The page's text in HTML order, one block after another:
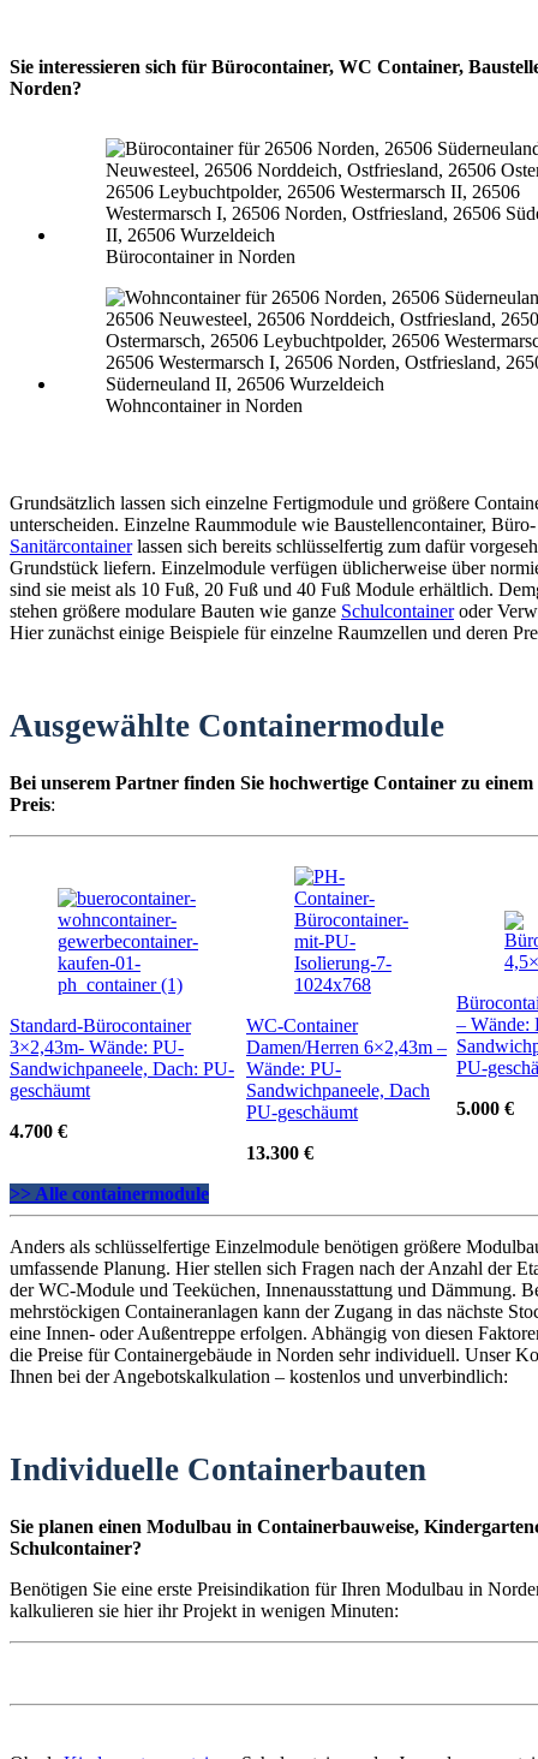
Sie interessieren sich für Bürocontainer, WC Container,
Norden?
Bürocontainer in Norden
Wohncontainer in Norden
Grundsätzlich lassen sich einzelne Fertigmodule und größere
unterscheiden. Einzelne Raummodule wie Baustellencontainer,
Sanitärcontainerlassen sich bereits schlüsselfertig zum dafür
Grundstück liefern. Einzelmodule verfügen üblicherweise über
sind sie meist als 10 Fuß, 20 Fuß und 40 Fuß Module erhältlich.
stehen größere modulare Bauten wie ganze Schulcontaineroder
Hier zunächst einige Beispiele für einzelne Raumzellen und deren
Ausgewählte Containermodule
Bei unserem Partner finden Sie hochwertige Container zu einem
Preis:
Standard-Bürocontainer
3×2,43m- Wände: PU-
Sandwichpaneele, Dach: PU-
geschäumt
4.700 €
WC-Container
Damen/Herren 6×2,43m –
Wände: PU-
Sandwichpaneele, Dach
PU-geschäumt
13.300 €
– Wände:
PU-
5.000 €
>> Alle containermodule
Anders als schlüsselfertige Einzelmodule benötigen größere
umfassende Planung. Hier stellen sich Fragen nach der Anzahl der
der WC-Module und Teeküchen, Innenausstattung und Dämmung.
mehrstöckigen Containeranlagen kann der Zugang in das nächste
eine Innen- oder Außentreppe erfolgen. Abhängig von diesen
die Preise für Containergebäude in Norden sehr individuell. Unser
Ihnen bei der Angebotskalkulation – kostenlos und unverbindlich:
Individuelle Containerbauten
Sie planen einen Modulbau in Containerbauweise,
Schulcontainer?
Benötigen Sie eine erste Preisindikation für Ihren Modulbau in
kalkulieren sie hier ihr Projekt in wenigen Minuten: